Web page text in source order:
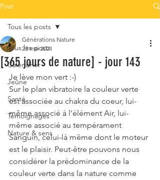
Post
Tous les posts
Calendrier
Jeûne
Santé
Témoignages
Nature & sens
Tous les posts
[365 jours de nature] - jour 143
Générations Nature
23 mai 2021
Je lève mon vert :-)
Sur le plan vibratoire la couleur verte
est associée au chakra du coeur, lui-
même associé à l'élément Air, lui-
même associé au tempérament
Sanguin, celui-là même dont le moteur
est le plaisir. Peut-être pouvons nous
considérer la prédominance de la
couleur verte dans la nature comme